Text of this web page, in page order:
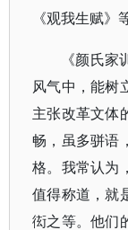
《观我生赋》
《颜氏
风气中，能树
主张改革文体
畅，虽多骈语
格。我常认为
值得称道，就
衒之等。他们